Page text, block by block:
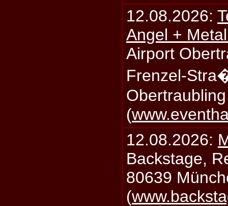
12.08.2026:
Angel +
Airport
Frenzel-
(
12.08.2026:
Backstage,
80639
(